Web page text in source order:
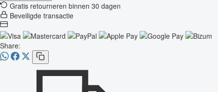
Gratis retourneren binnen 30 dagen
Beveiligde transactie
Share: